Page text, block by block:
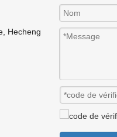
Hecheng